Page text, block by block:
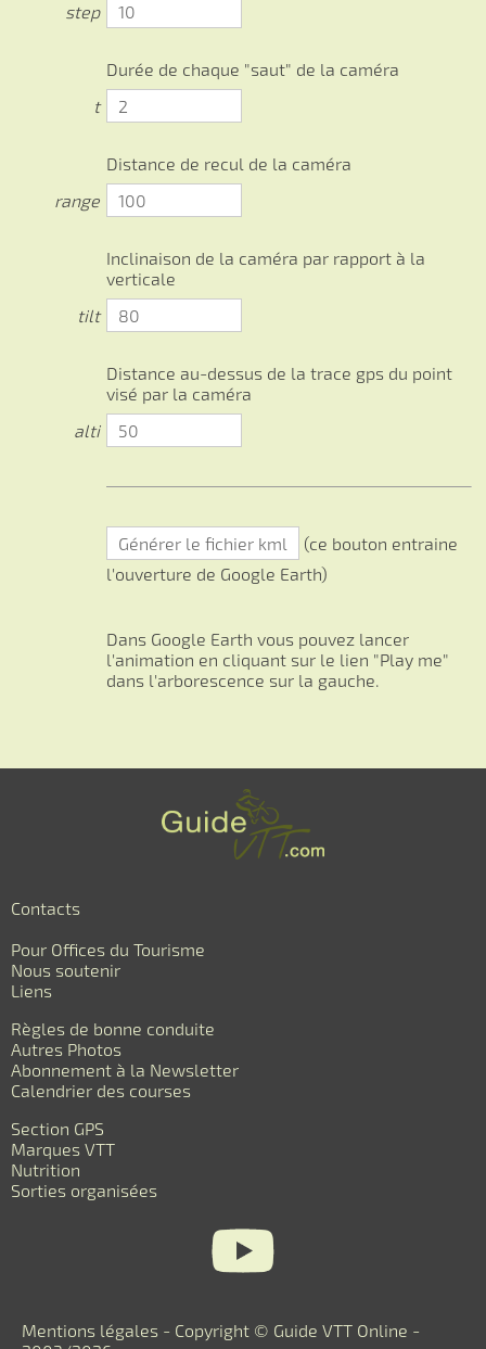
step
Durée de chaque "saut" de la caméra
t
Distance de recul de la caméra
range
Inclinaison de la caméra par rapport à la
verticale
tilt
Distance au-dessus de la trace gps du point
visé par la caméra
alti
(ce bouton entraine
l'ouverture de Google Earth)
Dans Google Earth vous pouvez lancer
l'animation en cliquant sur le lien "Play me"
dans l'arborescence sur la gauche.
Contacts
Pour Offices du Tourisme
Nous soutenir
Liens
Règles de bonne conduite
Autres Photos
Abonnement à la Newsletter
Calendrier des courses
Section GPS
Marques VTT
Nutrition
Sorties organisées
Mentions légales - Copyright © Guide VTT Online -